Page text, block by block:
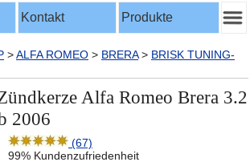
Kontakt Produkte
>ALFA ROMEO > BRERA > BRISK TUNING-
Alfa Romeo Brera 3.2
2006
(67)
99% Kundenzufriedenheit